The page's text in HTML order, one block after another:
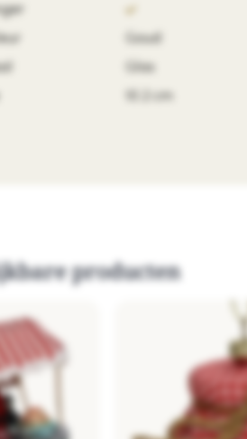
Goud
Glas
producten